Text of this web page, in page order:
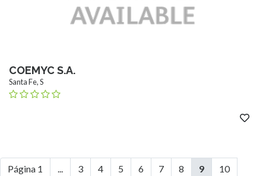
COEMYC S.A.
Santa Fe, S
Página 1 ... 3 4 5 6 7 8 9 10